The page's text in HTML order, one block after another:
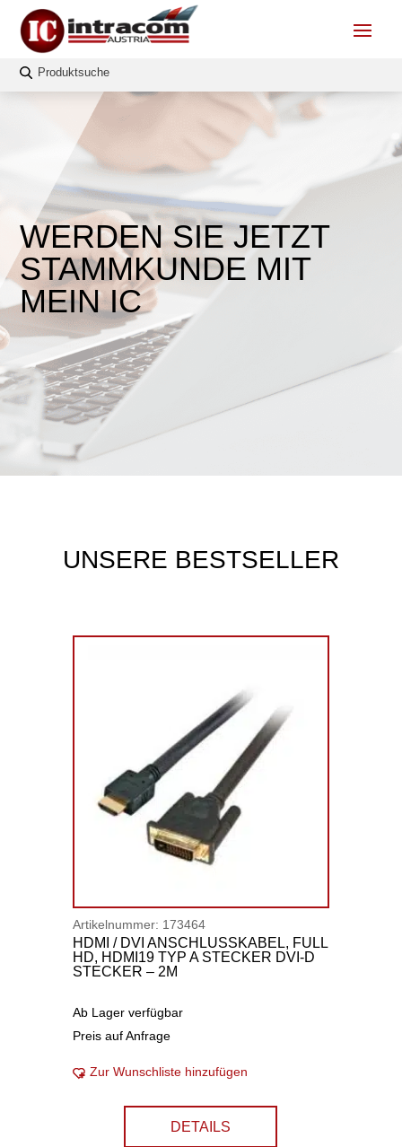
WERDEN SIE JETZT
STAMMKUNDE MIT
MEIN IC
UNSERE BESTSELLER
Artikelnummer: 173464
HDMI / DVI ANSCHLUSSKABEL, FULL
HD, HDMI19 TYP A STECKER DVI-D
STECKER – 2M
Ab Lager verfügbar
Preis auf Anfrage
Zur Wunschliste hinzufügen
DETAILS